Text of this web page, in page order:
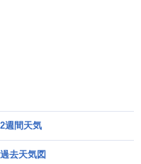
2週間天気
過去天気図